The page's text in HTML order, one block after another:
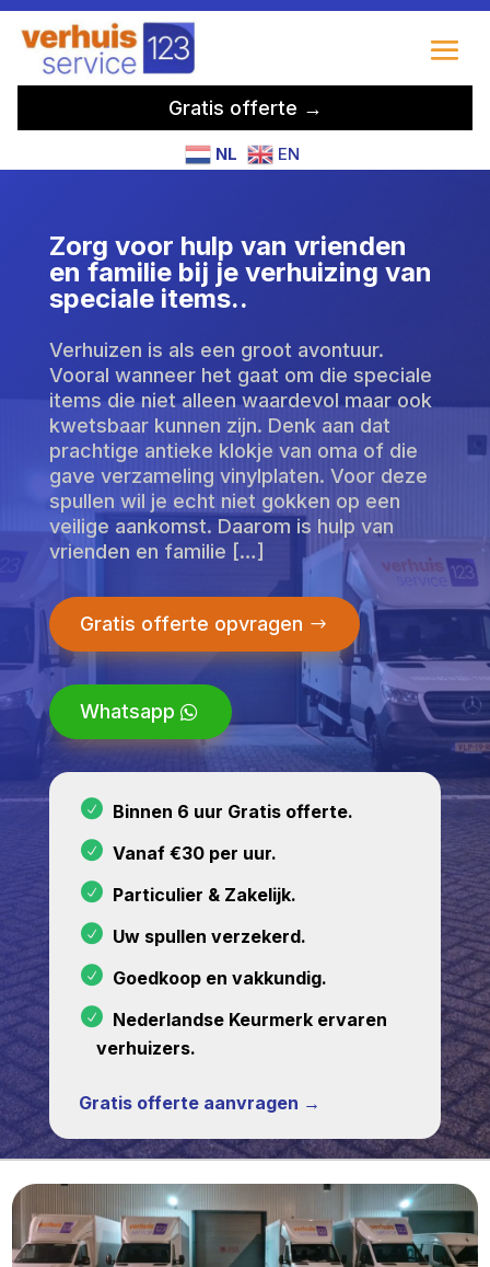
Gratis offerte →
NL EN
Zorg voor hulp van vrienden
en familie bij je verhuizing van
speciale items.​.
Verhuizen is als een groot avontuur.
Vooral wanneer het gaat om die speciale
items die niet alleen waardevol maar ook
kwetsbaar kunnen zijn. Denk aan dat
prachtige antieke klokje van oma of die
gave verzameling vinylplaten. Voor deze
spullen wil je echt niet gokken op een
veilige aankomst. Daarom is hulp van
vrienden en familie […]
Gratis offerte opvragen
Whatsapp
Binnen 6 uur Gratis offerte.
Vanaf €30 per uur.
Particulier & Zakelijk.
Uw spullen verzekerd.
Goedkoop en vakkundig.
Nederlandse Keurmerk ervaren
verhuizers.
Gratis offerte aanvragen →